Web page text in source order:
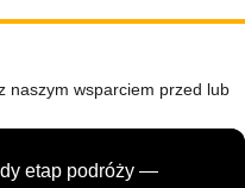
naszym wsparciem przed lub
etap podróży —